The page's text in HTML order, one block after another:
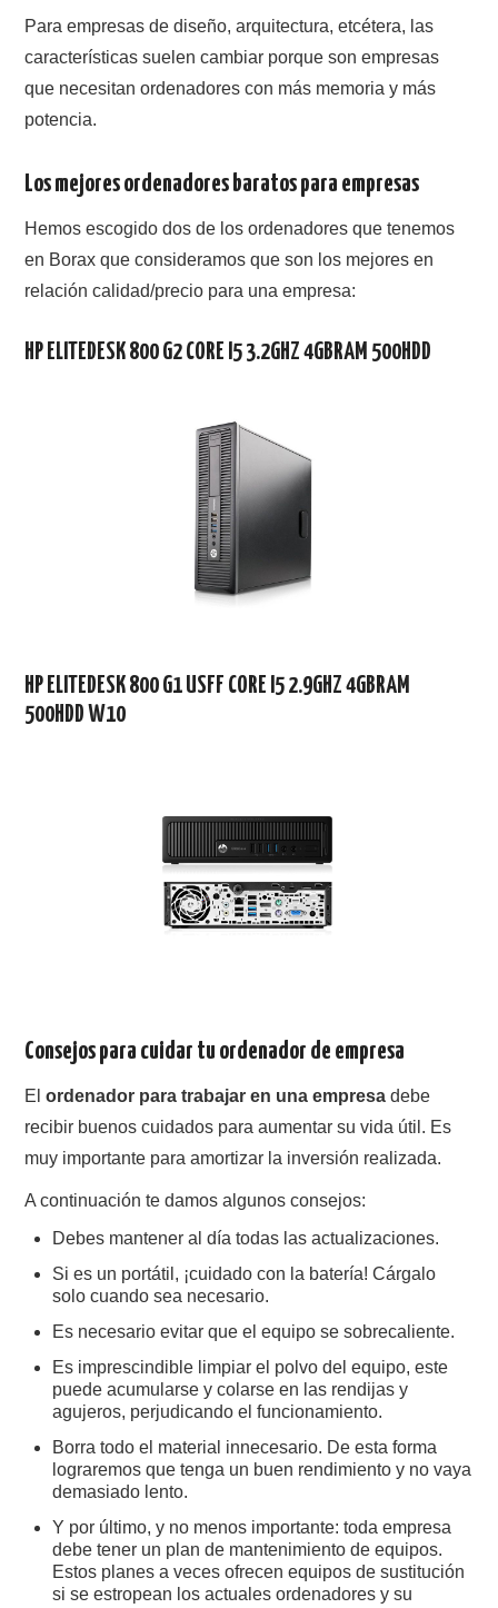
Para empresas de diseño, arquitectura, etcétera, las
características suelen cambiar porque son empresas
que necesitan ordenadores con más memoria y más
potencia.
Los mejores ordenadores baratos para empresas
Hemos escogido dos de los ordenadores que tenemos
en Borax que consideramos que son los mejores en
relación calidad/precio para una empresa:
HP ELITEDESK 800 G2 CORE I5 3.2GHZ 4GBRAM 500HDD
HP ELITEDESK 800 G1 USFF CORE I5 2.9GHZ 4GBRAM
500HDD W10
Consejos para cuidar tu ordenador de empresa
Elordenador para trabajar en una empresa debe
recibir buenos cuidados para aumentar su vida útil. Es
muy importante para amortizar la inversión realizada.
A continuación te damos algunos consejos:
Debes mantener al día todas las actualizaciones.
Si es un portátil, ¡cuidado con la batería! Cárgalo
solo cuando sea necesario.
Es necesario evitar que el equipo se sobrecaliente.
Es imprescindible limpiar el polvo del equipo, este
puede acumularse y colarse en las rendijas y
agujeros, perjudicando el funcionamiento.
Borra todo el material innecesario. De esta forma
lograremos que tenga un buen rendimiento y no vaya
demasiado lento.
Y por último, y no menos importante: toda empresa
debe tener un plan de mantenimiento de equipos.
Estos planes a veces ofrecen equipos de sustitución
si se estropean los actuales ordenadores y su